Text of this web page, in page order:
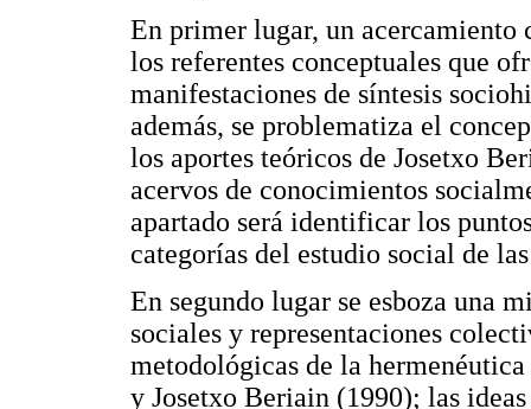
En primer lugar, un acercamiento
los referentes conceptuales que
manifestaciones de síntesis
además, se problematiza el
los aportes teóricos de Josetxo
acervos de conocimientos
apartado será identificar los
categorías del estudio social de
En segundo lugar se esboza una
sociales y representaciones
metodológicas de la
y Josetxo Beriain (1990); las